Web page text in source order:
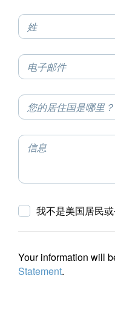
姓
电子邮件
您的居住国是哪里？
信息
我不是美国居民
Your information will
Statement.